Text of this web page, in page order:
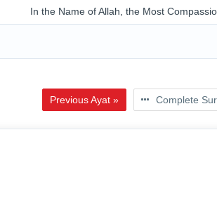
In the Name of Allah, the Most
Previous Ayat » Complete